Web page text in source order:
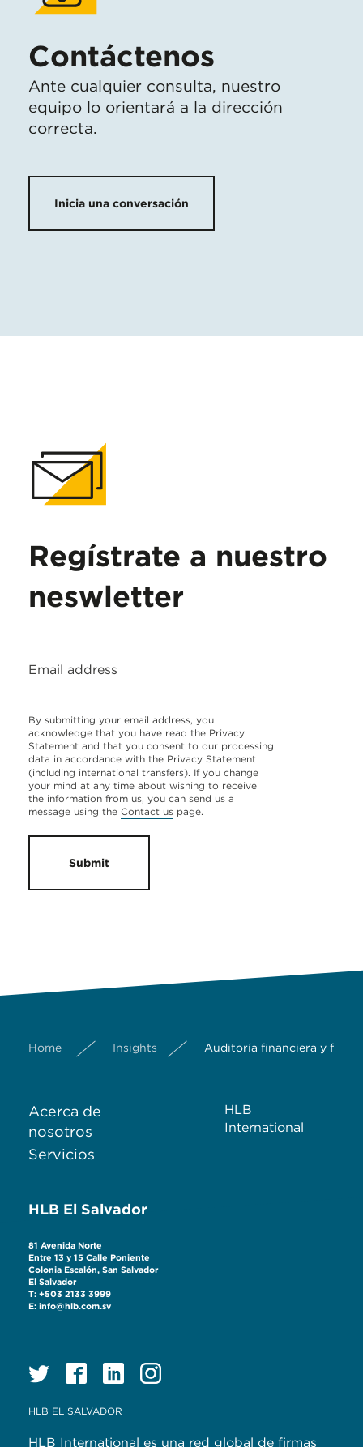
Contáctenos
Ante cualquier consulta, nuestro
equipo lo orientará a la dirección
correcta.
Inicia una conversación
Regístrate a nuestro
neswletter
Email address
By submitting your email address, you
acknowledge that you have read the Privacy
Statement and that you consent to our processing
data in accordance with the Privacy Statement
(including international transfers). If you change
your mind at any time about wishing to receive
the information from us, you can send us a
message using the Contact us page.
Submit
Home Insights Auditoría financiera y fiscal
Acerca de
nosotros
Servicios
HLB
International
HLB El Salvador
81 Avenida Norte
Entre 13 y 15 Calle Poniente
Colonia Escalón, San Salvador
El Salvador
T: +503 2133 3999
E: info@hlb.com.sv
HLB EL SALVADOR
HLB International es una red global de firmas